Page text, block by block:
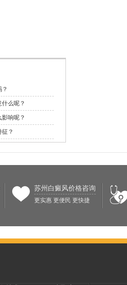
么呢？
响呢？
？
苏州白癜风价格咨询
更实惠 更便民 更快捷